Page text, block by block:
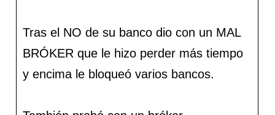
Tras el NO de su banco dio con un MAL
BRÓKER que le hizo perder más tiempo
y encima le bloqueó varios bancos.